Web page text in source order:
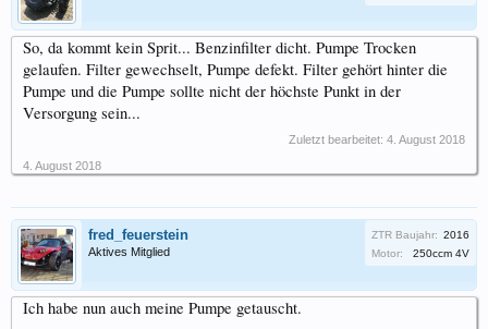
So, da kommt kein Sprit... Benzinfilter dicht. Pumpe Trocken
gelaufen. Filter gewechselt, Pumpe defekt. Filter gehört hinter die
Pumpe und die Pumpe sollte nicht der höchste Punkt in der
Versorgung sein...
Zuletzt bearbeitet: 4. August 2018
4. August 2018
fred_feuerstein
Aktives Mitglied
ZTR Baujahr: 2016
Motor:
250ccm 4V
Ich habe nun auch meine Pumpe getauscht.